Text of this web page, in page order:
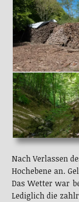
Nach Verlassen
Hochebene an.
Das Wetter war
Lediglich die